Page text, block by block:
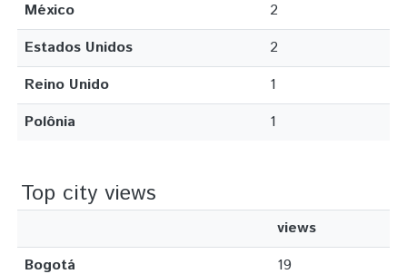
México
2
Estados Unidos
2
Reino Unido
1
Polônia
1
Top city views
views
Bogotá
19